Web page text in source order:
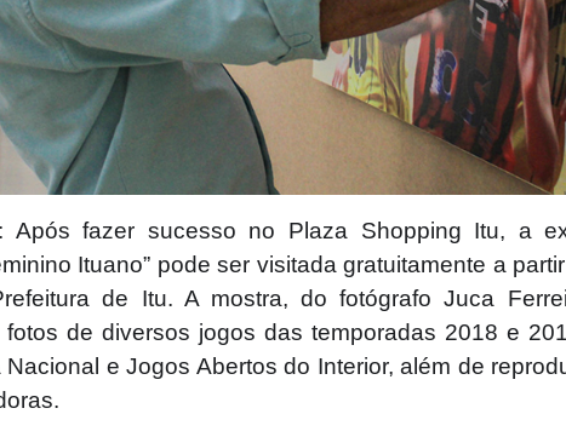
Após fazer sucesso no Plaza Shopping Itu, a
Ituano” pode ser visitada gratuitamente a
de Itu. A mostra, do fotógrafo Juca
de diversos jogos das temporadas 2018 e
Nacional e Jogos Abertos do Interior, além de